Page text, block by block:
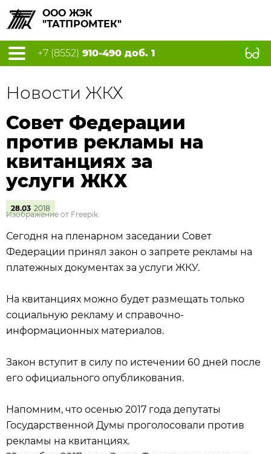
ООО ЖЭК
"ТАТПРОМТЕК"
+7 (8552) 910-490 доб. 1
Новости ЖКХ
Совет Федерации
против рекламы на
квитанциях за
услуги ЖКХ
28.03 2018
Изображение от Freepik
Сегодня на пленарном заседании Совет
Федерации принял закон о запрете рекламы на
платежных документах за услуги ЖКУ.
На квитанциях можно будет размещать только
социальную рекламу и справочно-
информационных материалов.
Закон вступит в силу по истечении 60 дней после
его официального опубликования.
Напомним, что осенью 2017 года депутаты
Государственной Думы проголосовали против
рекламы на квитанциях.